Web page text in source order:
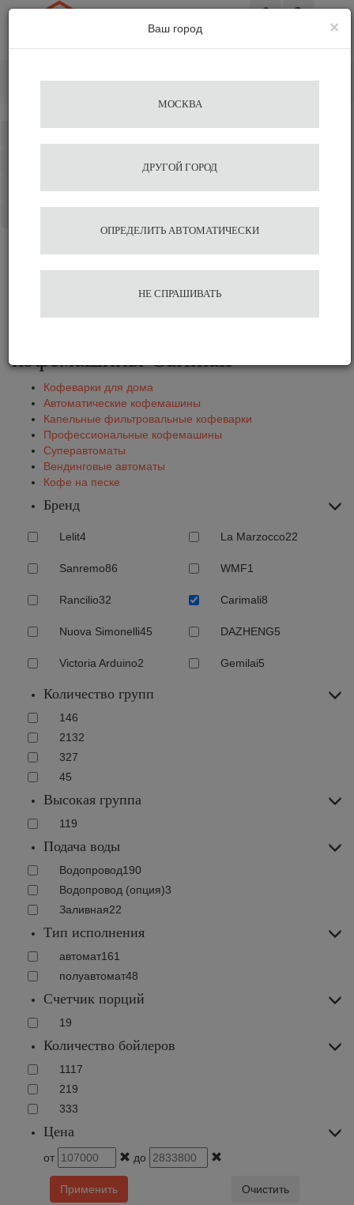
кофемашины Carimali
Кофеварки для дома
Автоматические кофемашины
Капельные фильтровальные кофеварки
Профессиональные кофемашины
Суперавтоматы
Вендинговые автоматы
Кофе на песке
Бренд
Lelit4 La Marzocco22
Sanremo86 WMF1
Rancilio32 Carimali8
Nuova Simonelli45 DAZHENG5
Victoria Arduino2 Gemilai5
Количество групп
146
2132
327
45
Высокая группа
119
Подача воды
Водопровод190
Водопровод (опция)3
Заливная22
Тип исполнения
автомат161
полуавтомат48
Счетчик порций
19
Количество бойлеров
1117
219
333
Цена
от до
Применить Очистить
×
Ваш город
МОСКВА
ДРУГОЙ ГОРОД
ОПРЕДЕЛИТЬ АВТОМАТИЧЕСКИ
НЕ СПРАШИВАТЬ